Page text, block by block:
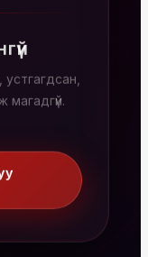
устгагдсан,
магадгүй.